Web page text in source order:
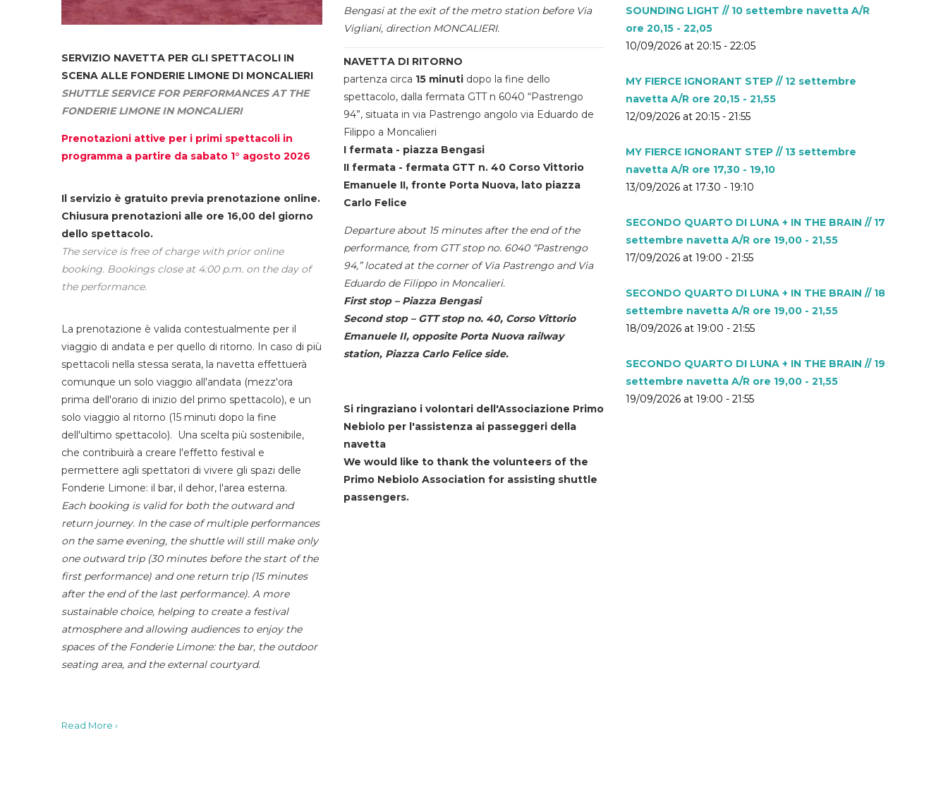
SERVIZIO NAVETTA PER GLI SPETTACOLI IN
SCENA ALLE FONDERIE LIMONE DI MONCALIERI
SHUTTLE SERVICE FOR PERFORMANCES AT THE
FONDERIE LIMONE IN MONCALIERI
Prenotazioni attive per i primi spettacoli in
programma a partire da sabato 1° agosto 2026
Il servizio è gratuito previa prenotazione online.
Chiusura prenotazioni alle ore 16,00 del giorno
dello spettacolo.
The service is free of charge with prior online
booking. Bookings close at 4:00 p.m. on the day of
the performance.
La prenotazione è valida contestualmente per il
viaggio di andata e per quello di ritorno. In caso di più
spettacoli nella stessa serata, la navetta effettuerà
comunque un solo viaggio all'andata (mezz'ora
prima dell'orario di inizio del primo spettacolo), e un
solo viaggio al ritorno (15 minuti dopo la fine
dell'ultimo spettacolo). Una scelta più sostenibile,
che contribuirà a creare l'effetto festival e
permettere agli spettatori di vivere gli spazi delle
Fonderie Limone: il bar, il dehor, l'area esterna.
Each booking is valid for both the outward and
return journey. In the case of multiple performances
on the same evening, the shuttle will still make only
one outward trip (30 minutes before the start of the
first performance) and one return trip (15 minutes
after the end of the last performance). A more
sustainable choice, helping to create a festival
atmosphere and allowing audiences to enjoy the
spaces of the Fonderie Limone: the bar, the outdoor
seating area, and the external courtyard.
Bengasi at the exit of the metro station before Via
Vigliani, direction MONCALIERI.
NAVETTA DI RITORNO
partenza circa 15 minuti dopo la fine dello
spettacolo, dalla fermata GTT n 6040 “Pastrengo
94”, situata in via Pastrengo angolo via Eduardo de
Filippo a Moncalieri
I fermata - piazza Bengasi
II fermata - fermata GTT n. 40 Corso Vittorio
Emanuele II, fronte Porta Nuova, lato piazza
Carlo Felice
Departure about 15 minutes after the end of the
performance, from GTT stop no. 6040 “Pastrengo
94,” located at the corner of Via Pastrengo and Via
Eduardo de Filippo in Moncalieri.
First stop – Piazza Bengasi
Second stop – GTT stop no. 40, Corso Vittorio
Emanuele II, opposite Porta Nuova railway
station, Piazza Carlo Felice side.
Si ringraziano i volontari dell'Associazione Primo
Nebiolo per l'assistenza ai passeggeri della
navetta
We would like to thank the volunteers of the
Primo Nebiolo Association for assisting shuttle
passengers.
SOUNDING LIGHT // 10 settembre navetta A/R
ore 20,15 - 22,05
10/09/2026 at 20:15 - 22:05
MY FIERCE IGNORANT STEP // 12 settembre
navetta A/R ore 20,15 - 21,55
12/09/2026 at 20:15 - 21:55
MY FIERCE IGNORANT STEP // 13 settembre
navetta A/R ore 17,30 - 19,10
13/09/2026 at 17:30 - 19:10
SECONDO QUARTO DI LUNA + IN THE BRAIN // 17
settembre navetta A/R ore 19,00 - 21,55
17/09/2026 at 19:00 - 21:55
SECONDO QUARTO DI LUNA + IN THE BRAIN // 18
settembre navetta A/R ore 19,00 - 21,55
18/09/2026 at 19:00 - 21:55
SECONDO QUARTO DI LUNA + IN THE BRAIN // 19
settembre navetta A/R ore 19,00 - 21,55
19/09/2026 at 19:00 - 21:55
Read More ›